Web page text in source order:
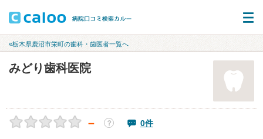
«栃木県鹿沼市栄町の歯科・歯医者一覧へ
みどり歯科医院
－ ？ 0件